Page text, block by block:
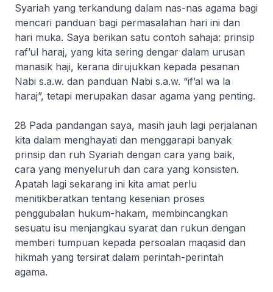
Syariah yang terkandung dalam nas-nas agama bagi
mencari panduan bagi permasalahan hari ini dan
hari muka. Saya berikan satu contoh sahaja: prinsip
raf’ul haraj, yang kita sering dengar dalam urusan
manasik haji, kerana dirujukkan kepada pesanan
Nabi s.a.w. dan panduan Nabi s.a.w. “if’al wa la
haraj”, tetapi merupakan dasar agama yang penting.
28 Pada pandangan saya, masih jauh lagi perjalanan
kita dalam menghayati dan menggarapi banyak
prinsip dan ruh Syariah dengan cara yang baik,
cara yang menyeluruh dan cara yang konsisten.
Apatah lagi sekarang ini kita amat perlu
menitikberatkan tentang kesenian proses
penggubalan hukum-hakam, membincangkan
sesuatu isu menjangkau syarat dan rukun dengan
memberi tumpuan kepada persoalan maqasid dan
hikmah yang tersirat dalam perintah-perintah
agama.